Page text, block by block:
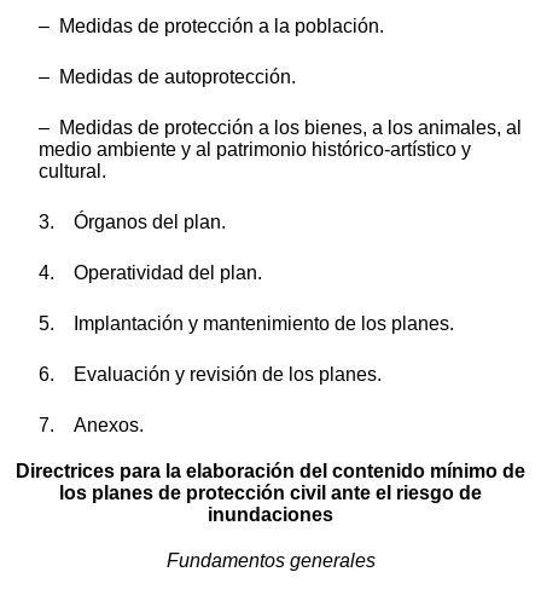
– Medidas de protección a la población.
– Medidas de autoprotección.
– Medidas de protección a los bienes, a los animales, al
medio ambiente y al patrimonio histórico-artístico y
cultural.
3. Órganos del plan.
4. Operatividad del plan.
5. Implantación y mantenimiento de los planes.
6. Evaluación y revisión de los planes.
7. Anexos.
Directrices para la elaboración del contenido mínimo de
los planes de protección civil ante el riesgo de
inundaciones
Fundamentos generales